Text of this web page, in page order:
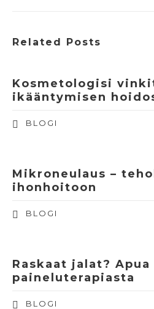
Related Posts
Kosmetologisi
ikääntymisen
BLOGI
Mikroneulaus –
ihonhoitoon
BLOGI
Raskaat jalat?
paineluterapiasta
BLOGI